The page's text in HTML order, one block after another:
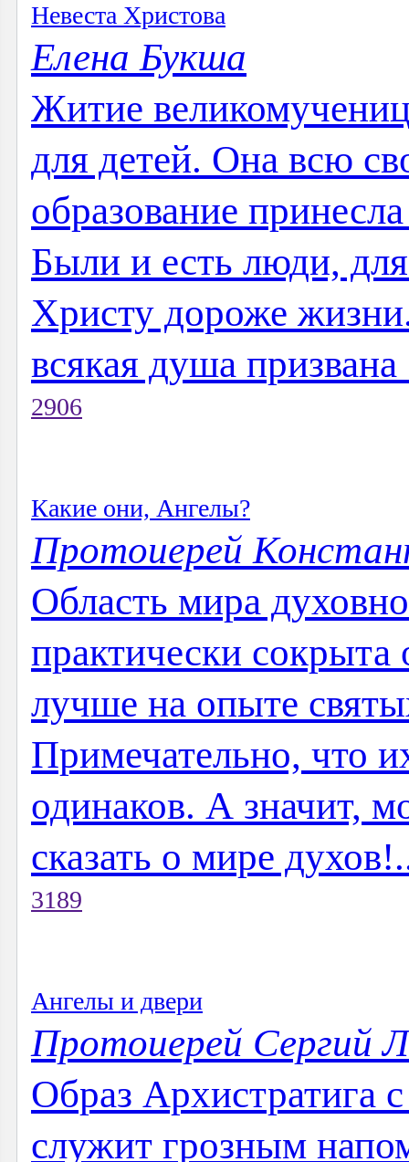
Невеста Христова
Елена Букша
Житие
для детей. Она всю
образование
Были и есть люди,
Христу дороже
всякая душа
2906
Какие они, Ангелы?
Протоиерей
Область мира
практически сокрыта
лучше на опыте
Примечательно, что
одинаков. А значит,
сказать о мире
3189
Ангелы и двери
Протоиерей Сергий
Образ Архистратига
служит грозным